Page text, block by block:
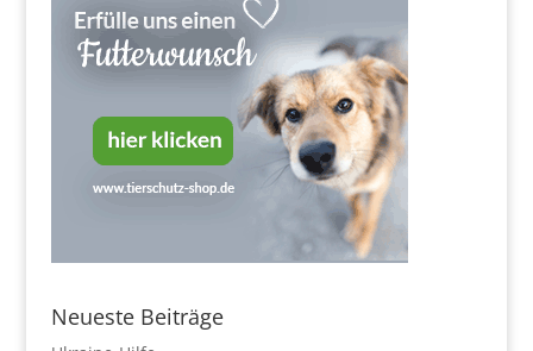
Neueste Beiträge